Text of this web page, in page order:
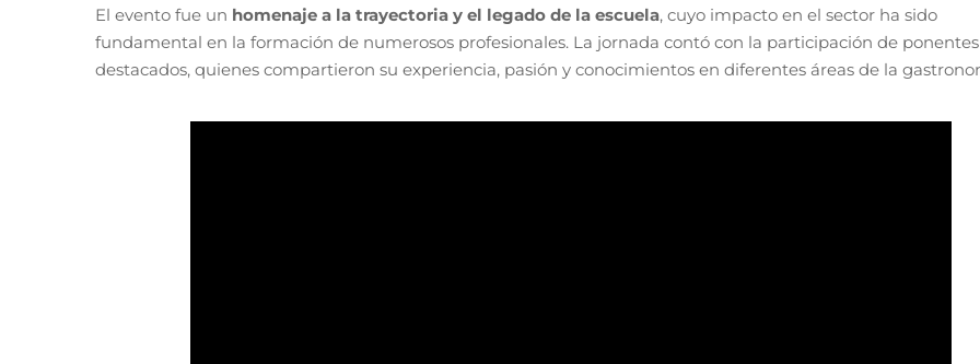
El evento fue un homenaje a la trayectoria y el legado de la escuela, cuyo impacto en el sector ha sido
fundamental en la formación de numerosos profesionales. La jornada contó con la participación de ponentes
destacados, quienes compartieron su experiencia, pasión y conocimientos en diferentes áreas de la